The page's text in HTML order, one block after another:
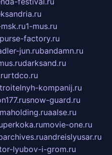
1-mus.ru
purse-factory.ru
jun.rubandamn.ru
darksand.ru
rtdco.ru
kompanij.ru
snow-guard.ru
aalse.ru
perkoka.rumovie-one.ru
andreislyusar.ru
lyubov-i-grom.ru